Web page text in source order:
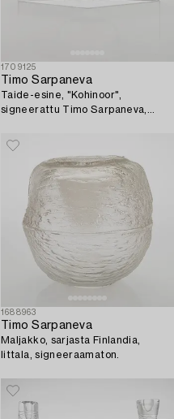
1709125
Timo Sarpaneva
Taide-esine, "Kohinoor",
signeerattu Timo Sarpaneva,
1688963
Timo Sarpaneva
Maljakko, sarjasta Finlandia,
Iittala, signeeraamaton.